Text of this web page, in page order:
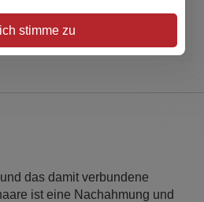
das damit verbundene
ist eine Nachahmung und
stimme zu